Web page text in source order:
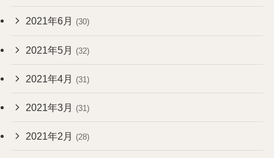
2021年6月 (30)
2021年5月 (32)
2021年4月 (31)
2021年3月 (31)
2021年2月 (28)